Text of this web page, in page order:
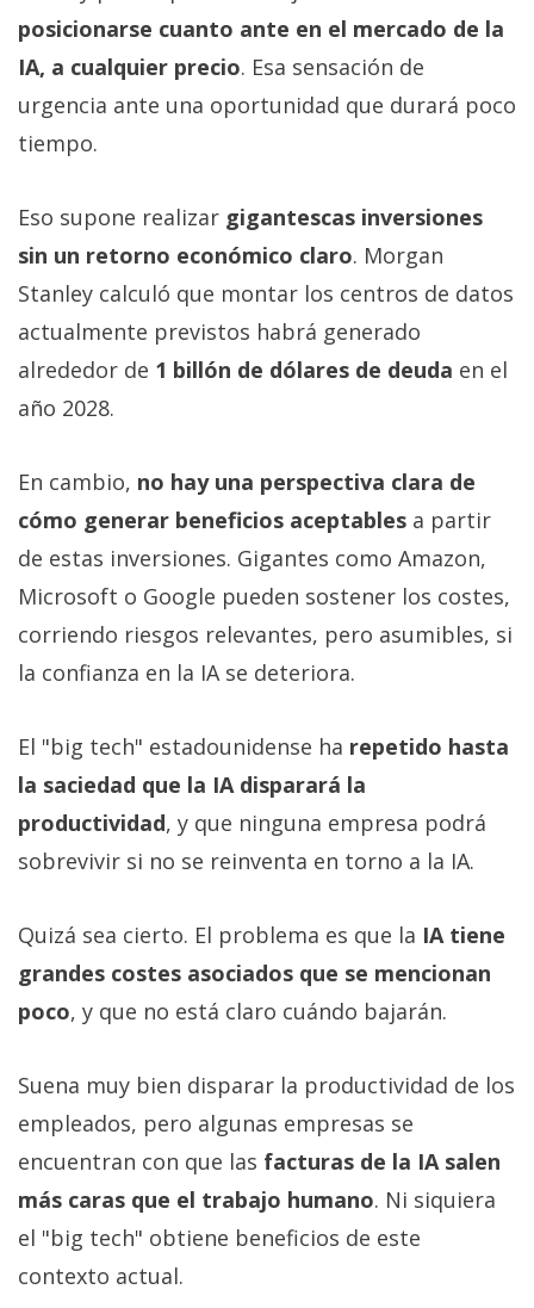
posicionarse cuanto ante en el mercado de la
IA, a cualquier precio. Esa sensación de
urgencia ante una oportunidad que durará poco
tiempo.
Eso supone realizar gigantescas inversiones
sin un retorno económico claro. Morgan
Stanley calculó que montar los centros de datos
actualmente previstos habrá generado
alrededor de 1 billón de dólares de deuda en el
año 2028.
En cambio, no hay una perspectiva clara de
cómo generar beneficios aceptables a partir
de estas inversiones. Gigantes como Amazon,
Microsoft o Google pueden sostener los costes,
corriendo riesgos relevantes, pero asumibles, si
la confianza en la IA se deteriora.
El "big tech" estadounidense ha repetido hasta
la saciedad que la IA disparará la
productividad, y que ninguna empresa podrá
sobrevivir si no se reinventa en torno a la IA.
Quizá sea cierto. El problema es que la IA tiene
grandes costes asociados que se mencionan
poco, y que no está claro cuándo bajarán.
Suena muy bien disparar la productividad de los
empleados, pero algunas empresas se
encuentran con que las facturas de la IA salen
más caras que el trabajo humano. Ni siquiera
el "big tech" obtiene beneficios de este
contexto actual.